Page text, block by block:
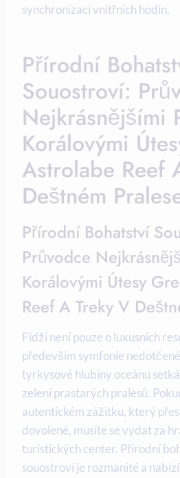
synchronizaci vnitřních hodin.
Přírodní
Souostroví:
Nejkrásnějšími
Korálovými
Astrolabe Reef
Deštném
Přírodní Bohatství
Průvodce
Korálovými Útesy
Reef A Treky V
Fidži není pouze o luxusních
především symfonie
tyrkysové hlubiny oceánu
zelení prastarých pralesů.
autentickém zážitku, který
dovolené, musíte se vydat za
turistických center. Přírodní
souostroví je rozmanité a